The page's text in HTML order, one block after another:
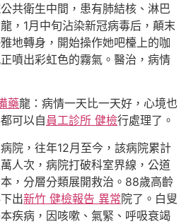
共衛生中間，患有肺結核、淋巴
，1月中旬沾染新冠病毒后，顛末
地轉身，開始操作她吧檯上的咖
噴出彩虹色的霧氣。醫治，病情
藥龍：病情一天比一天好，心境也
可以自 員工診所 健檢行處理了。
院，往年12月至今，該病院累計
人次，病院打破科室界線，公道
，分層分類展開救治。88歲高齡
出新竹 健檢報告 異常院了。白叟
疾病，因咳嗽、氣緊、呼吸衰竭